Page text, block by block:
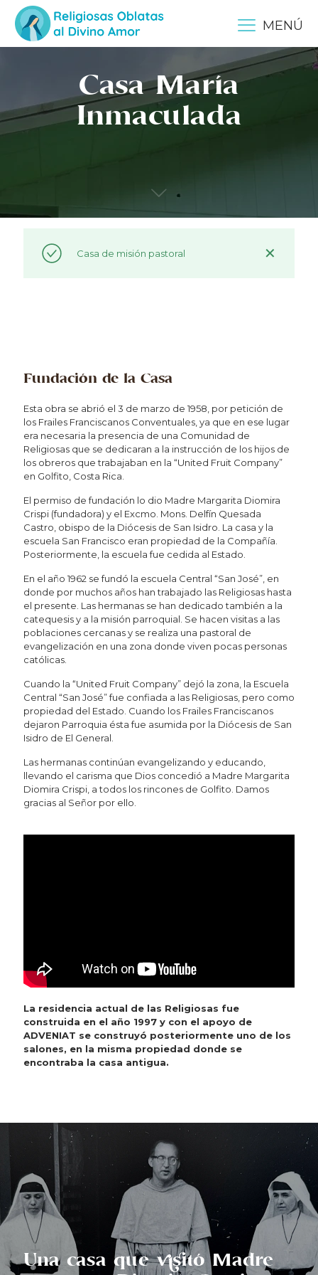
MENÚ
Casa María
Inmaculada
Casa de misión pastoral ✕
Fundación de la Casa
Esta obra se abrió el 3 de marzo de 1958, por petición de
los Frailes Franciscanos Conventuales, ya que en ese lugar
era necesaria la presencia de una Comunidad de
Religiosas que se dedicaran a la instrucción de los hijos de
los obreros que trabajaban en la “United Fruit Company”
en Golfito, Costa Rica.
El permiso de fundación lo dio Madre Margarita Diomira
Crispi (fundadora) y el Excmo. Mons. Delfín Quesada
Castro, obispo de la Diócesis de San Isidro. La casa y la
escuela San Francisco eran propiedad de la Compañía.
Posteriormente, la escuela fue cedida al Estado.
En el año 1962 se fundó la escuela Central “San José”, en
donde por muchos años han trabajado las Religiosas hasta
el presente. Las hermanas se han dedicado también a la
catequesis y a la misión parroquial. Se hacen visitas a las
poblaciones cercanas y se realiza una pastoral de
evangelización en una zona donde viven pocas personas
católicas.
Cuando la “United Fruit Company” dejó la zona, la Escuela
Central “San José” fue confiada a las Religiosas, pero como
propiedad del Estado. Cuando los Frailes Franciscanos
dejaron Parroquia ésta fue asumida por la Diócesis de San
Isidro de El General.
Las hermanas continúan evangelizando y educando,
llevando el carisma que Dios concedió a Madre Margarita
Diomira Crispi, a todos los rincones de Golfito. Damos
gracias al Señor por ello.
La residencia actual de las Religiosas fue
construida en el año 1997 y con el apoyo de
ADVENIAT se construyó posteriormente uno de los
salones, en la misma propiedad donde se
encontraba la casa antigua.
Una casa que visitó Madre